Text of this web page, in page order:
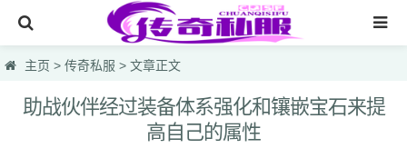
网站首页
传奇私服
主页 > 传奇私服 > 文章正文
助战伙伴经过装备体系强化和镶嵌宝石来提
高自己的属性